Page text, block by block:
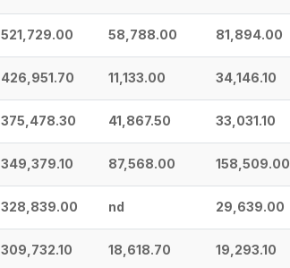
521,729.00 58,788.00 81,894.00
426,951.70 11,133.00 34,146.10
375,478.30 41,867.50 33,031.10
349,379.10 87,568.00 158,509.00
328,839.00 nd 29,639.00
309,732.10 18,618.70 19,293.10